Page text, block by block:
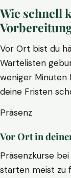
Wie schnell
Vor Ort bist du
Wartelisten
weniger Minuten
deine Fristen
Präsenz
Vor Ort in
Präsenzkurse
starten meist zu